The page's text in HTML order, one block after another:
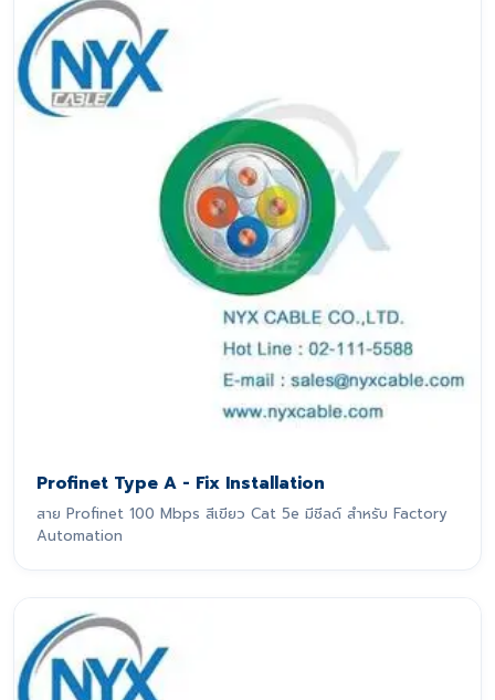
Profinet Type A - Fix Installation
สาย Profinet 100 Mbps สีเขียว Cat 5e มีชีลด์ สำหรับ Factory
Automation